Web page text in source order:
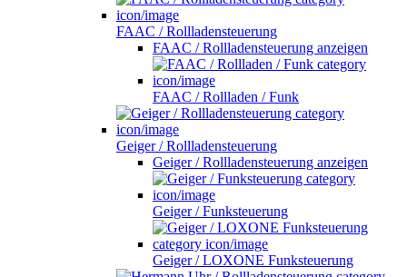
FAAC / Rollladensteuerung
FAAC / Rollladensteuerung anzeigen
FAAC / Rollladen / Funk
Geiger / Rollladensteuerung
Geiger / Rollladensteuerung anzeigen
Geiger / Funksteuerung
Geiger / LOXONE Funksteuerung